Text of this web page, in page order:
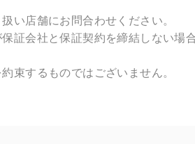
い店舗にお問合わせください。
証会社と保証契約を締結しない場
束するものではございません。